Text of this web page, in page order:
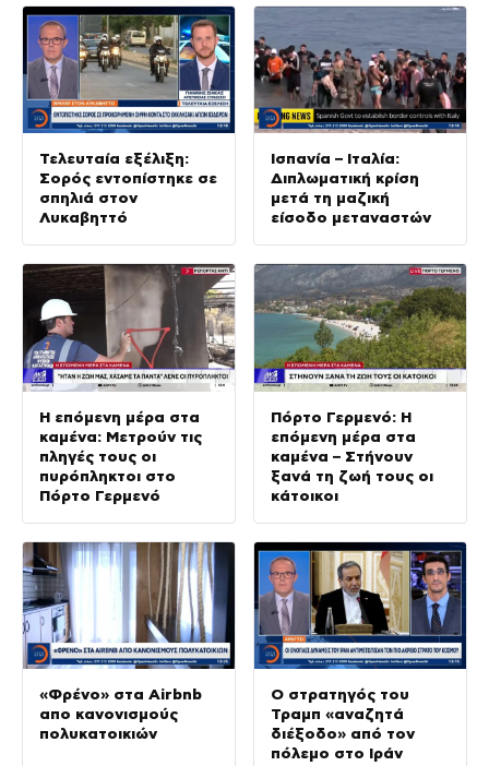
Τελευταία εξέλιξη:
Σορός εντοπίστηκε σε
σπηλιά στον
Λυκαβηττό
Ισπανία – Ιταλία:
Διπλωματική κρίση
μετά τη μαζική
είσοδο μεταναστών
Η επόμενη μέρα στα
καμένα: Μετρούν τις
πληγές τους οι
πυρόπληκτοι στο
Πόρτο Γερμενό
Πόρτο Γερμενό: Η
επόμενη μέρα στα
καμένα – Στήνουν
ξανά τη ζωή τους οι
κάτοικοι
«Φρένο» στα Airbnb
απο κανονισμούς
πολυκατοικιών
Ο στρατηγός του
Τραμπ «αναζητά
διέξοδο» από τον
πόλεμο στο Ιράν